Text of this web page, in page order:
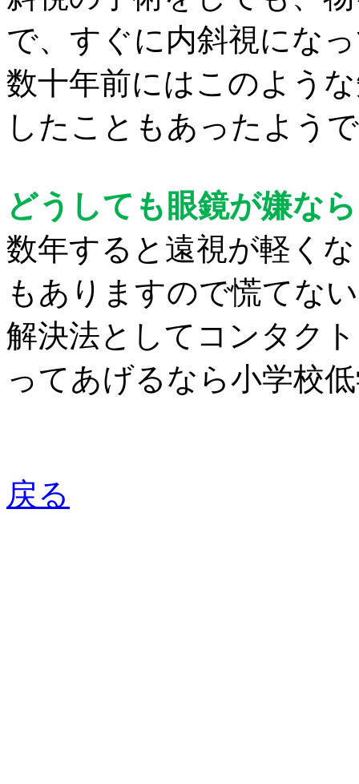
で、すぐに内斜視にな
数十年前にはこのよう
したこともあったよう
どうしても眼鏡が嫌なら
数年すると遠視が軽く
もありますので慌てな
解決法としてコンタク
ってあげるなら小学校
戻る